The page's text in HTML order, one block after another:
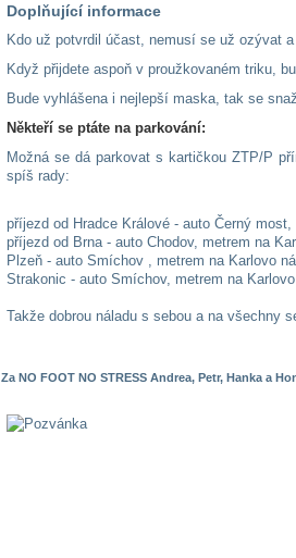
Doplňující informace
Kdo už potvrdil účast, nemusí se už ozývat
Když přijdete aspoň v proužkovaném triku,
Bude vyhlášena i nejlepší maska, tak se
Někteří se ptáte na parkování:
Možná se dá parkovat s kartičkou ZTP/P
spíš rady:
příjezd od Hradce Králové - auto Černý
příjezd od Brna - auto Chodov, metrem na
Plzeň - auto Smíchov , metrem na Karlovo
Strakonic - auto Smíchov, metrem na
Takže dobrou náladu s sebou a na všechny
Za NO FOOT NO STRESS Andrea, Petr, Hanka a